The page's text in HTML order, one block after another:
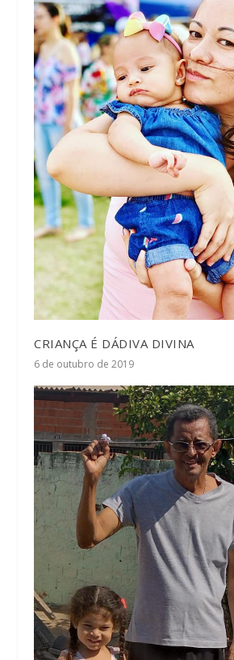
CRIANÇA É DÁDIVA DIVINA
6 de outubro de 2019